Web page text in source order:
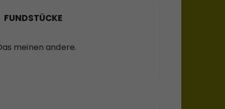
FUNDSTÜCKE
meinen andere.